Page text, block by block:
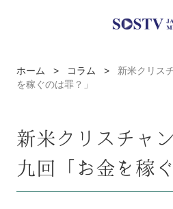
ホーム > コラム >
新米クリス
を稼ぐのは罪？」
新米クリスチャ
九回「お金を稼